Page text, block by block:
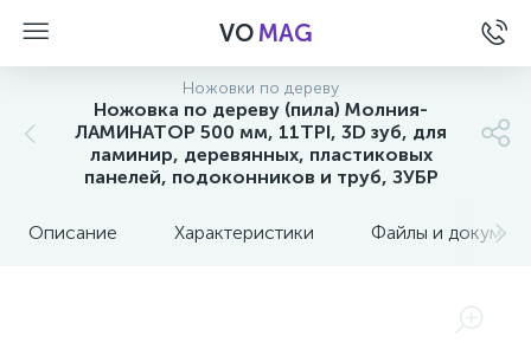
VOMAG
Ножовки по дереву
Ножовка по дереву (пила) Молния-
ЛАМИНАТОР 500 мм, 11TPI, 3D зуб, для
ламинир, деревянных, пластиковых
панелей, подоконников и труб, ЗУБР
Описание Характеристики Файлы и